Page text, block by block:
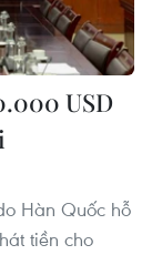
USD
Hàn Quốc hỗ
tiền cho